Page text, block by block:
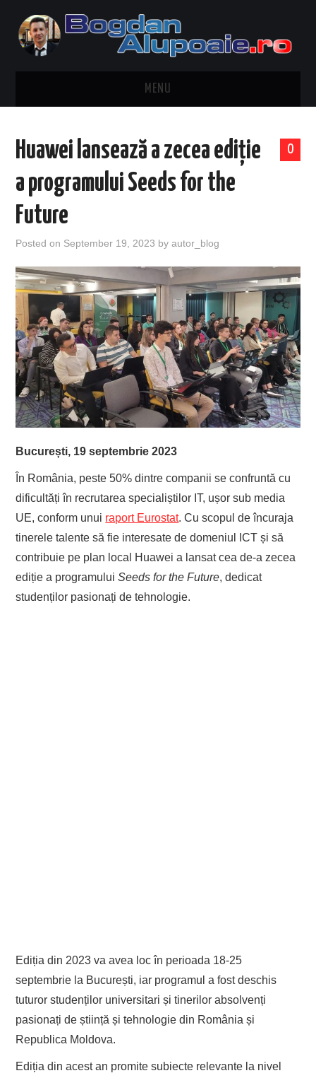
MENU
CONTACT
DESPRE BOGDAN ALUPOAIE
DRESS TO IMPRESS
TRAVEL
EVENIMENTE
TECH
BICICLETE
0
Huawei lansează a zecea ediție
a programului Seeds for the
Future
Posted on September 19, 2023 byautor_blog
București, 19 septembrie 2023
În România, peste 50% dintre companii se confruntă cu
dificultăți în recrutarea specialiștilor IT, ușor sub media
UE, conform unui raport Eurostat. Cu scopul de încuraja
tinerele talente să fie interesate de domeniul ICT și să
contribuie pe plan local Huawei a lansat cea de-a zecea
ediție a programuluiSeeds for the Future, dedicat
studenților pasionați de tehnologie.
Ediția din 2023 va avea loc în perioada 18-25
septembrie la București, iar programul a fost deschis
tuturor studenților universitari și tinerilor absolvenți
pasionați de știință și tehnologie din România și
Republica Moldova.
Ediția din acest an promite subiecte relevante la nivel